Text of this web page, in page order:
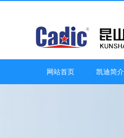
网站首页 凯迪简介